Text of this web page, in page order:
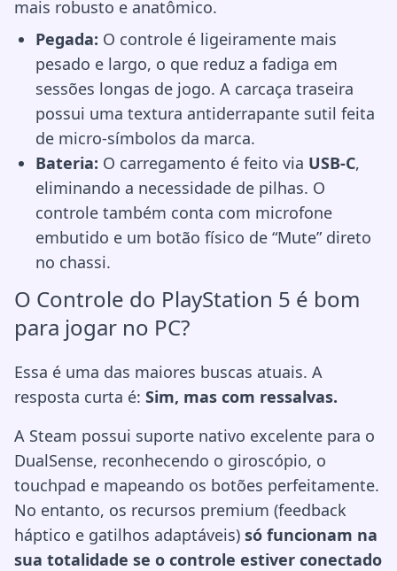
mais robusto e anatômico.
Pegada: O controle é ligeiramente mais
pesado e largo, o que reduz a fadiga em
sessões longas de jogo. A carcaça traseira
possui uma textura antiderrapante sutil feita
de micro-símbolos da marca.
Bateria: O carregamento é feito via USB-C,
eliminando a necessidade de pilhas. O
controle também conta com microfone
embutido e um botão físico de “Mute” direto
no chassi.
O Controle do PlayStation 5 é bom
para jogar no PC?
Essa é uma das maiores buscas atuais. A
resposta curta é: Sim, mas com ressalvas.
A Steam possui suporte nativo excelente para o
DualSense, reconhecendo o giroscópio, o
touchpad e mapeando os botões perfeitamente.
No entanto, os recursos premium (feedback
háptico e gatilhos adaptáveis) só funcionam na
sua totalidade se o controle estiver conectado